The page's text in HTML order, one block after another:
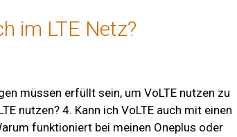
im LTE Netz?
müssen erfüllt sein, um VoLTE nutzen zu
nutzen? 4. Kann ich VoLTE auch mit einen
funktioniert bei meinen Oneplus oder